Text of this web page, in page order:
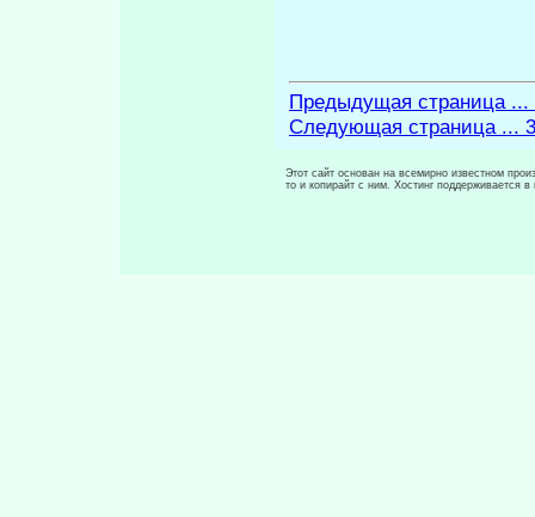
Предыдущая страница ...
Следующая страница ...
Этот сайт основан на всемирно известном
то и копирайт с ним. Хостинг поддерживается